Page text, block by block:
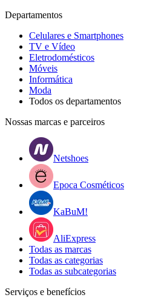
Departamentos
Celulares e Smartphones
TV e Vídeo
Eletrodomésticos
Móveis
Informática
Moda
Todos os departamentos
Nossas marcas e parceiros
Netshoes
Epoca Cosméticos
KaBuM!
AliExpress
Todas as marcas
Todas as categorias
Todas as subcategorias
Serviços e benefícios